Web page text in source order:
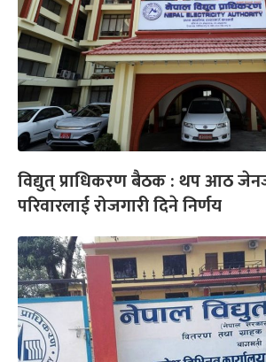
विद्युत् प्राधिकरण बैठक : थप आठ
परिवारलाई रोजगारी दिने निर्णय